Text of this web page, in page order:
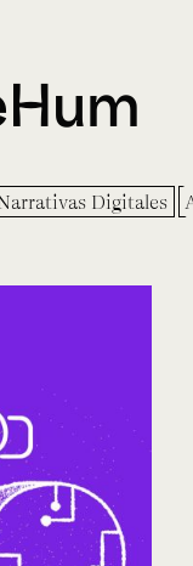
Digitales